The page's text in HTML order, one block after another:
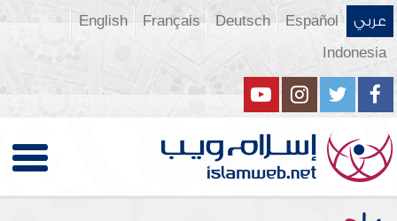
عربي Español
Deutsch
Français
English
Indonesia